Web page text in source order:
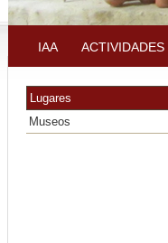
IAA ACTIVIDADES
Lugares
Museos